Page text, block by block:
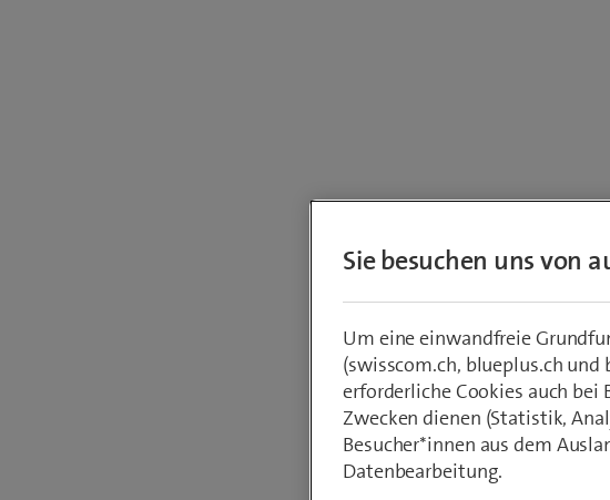
Persönliche
Geschäftliche E-
Sie besuchen uns von
Um eine einwandfreie
(swisscom.ch, blueplus.ch
erforderliche Cookies auch bei
Zwecken dienen (Statistik,
Besucher*innen aus dem
Datenbearbeitung.